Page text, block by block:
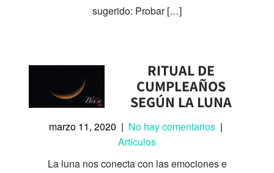
sugerido: Probar […]
RITUAL DE
CUMPLEAÑOS
SEGÚN LA LUNA
marzo 11, 2020 | No hay comentarios |
Artículos
La luna nos conecta con las emociones e